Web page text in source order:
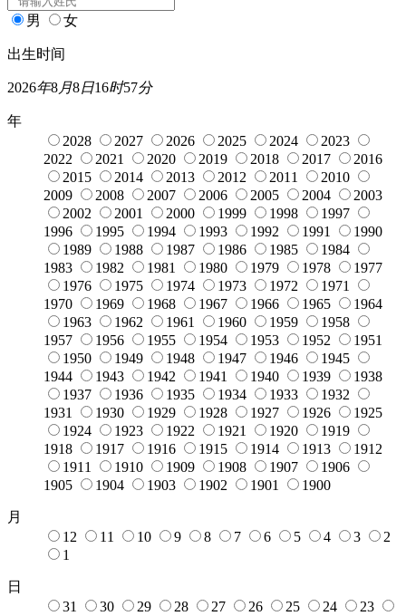
男 女
出生时间
2026年8月8日16时57分
年
2028
2027 2026 2025 2024
2023
2022
2021 2020 2019 2018 2017
2016
2015
2014 2013 2012 2011
2010
2009
2008 2007 2006 2005 2004
2003
2002
2001 2000 1999 1998
1997
1996
1995 1994 1993 1992 1991
1990
1989
1988 1987 1986 1985
1984
1983
1982 1981 1980 1979 1978
1977
1976
1975 1974 1973 1972
1971
1970
1969 1968 1967 1966 1965
1964
1963
1962 1961 1960 1959
1958
1957
1956 1955 1954 1953 1952
1951
1950
1949 1948 1947 1946
1945
1944
1943 1942 1941 1940 1939
1938
1937
1936 1935 1934 1933
1932
1931
1930 1929 1928 1927 1926
1925
1924
1923 1922 1921 1920
1919
1918
1917 1916 1915 1914 1913
1912
1911
1910 1909 1908 1907
1906
1905
1904 1903 1902 1901 1900
月
12
11 10 9 8 7 6 5 4 3
2
1
日
31
30 29 28 27 26 25 24
23